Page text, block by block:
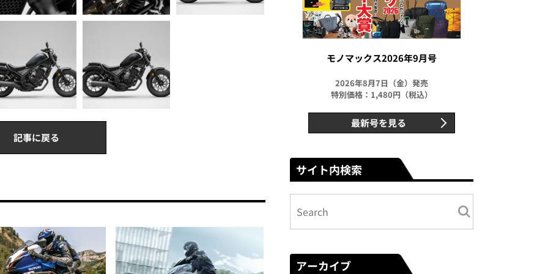
記事に戻る
モノマックス2026年9月号
2026年8月7日（金）発売
特別価格：1,480円（税込）
最新号を見る
サイト内検索
アーカイブ